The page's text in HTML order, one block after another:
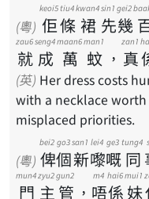
(粵) 佢
keoi5
條
tiu4
裙
kwan4
先
sin1
幾
gei2
就
zau6
成
seng4
萬
maan6
蚊
man1
， 真
zan1
(英) Her dress costs
with a necklace
misplaced priorities.
(粵) 俾
bei2
個
go3
新
san1
嚟
lei4
嘅
ge3
同
tung4
門
mun4
主
zyu2
管
gun2
， 唔
m4
係
hai6
妹
mui1